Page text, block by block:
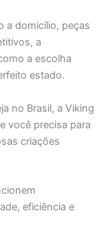
a domicílio, peças
a
a escolha
estado.
no Brasil, a Viking
você precisa para
criações
eficiência e